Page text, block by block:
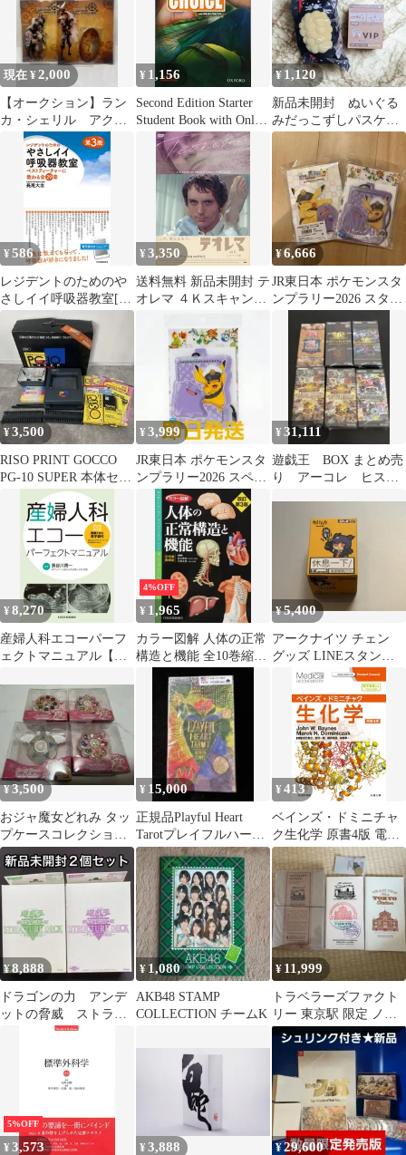
現在 ¥2,000
【オークション】ラン
カ・シェリル アクリ
ルスタンド オシャレ
マクロス革命
¥ 1,156
Second Edition Starter
Student Book with Online
Practice (Smart Choice)
[ペーパーバック]
Wilson， Ken
¥ 1,120
新品未開封 ぬいぐる
みだっこずしパスケー
ス VIP カード
¥586
レジデントのためのや
さしイイ呼吸器教室[ベ
ストティーチャーに教
わる全29章]改訂第3版
¥3,350
送料無料 新品未開封 テ
オレマ ４Ｋスキャン版
ンディーズ
¥6,666
JR東日本 ポケモンスタ
ンプラリー2026 スタン
¥3,500
RISO PRINT GOCCO
PG-10 SUPER 本体セッ
¥3,999
JR東日本 ポケモンスタ
ンプラリー2026 スペシ
ャル版スタンプ帳
¥31,111
遊戯王 BOX まとめ売
り アーコレ ヒスコ
¥8,270
産婦人科エコーパーフ
ェクトマニュアル【動
4%OFF
¥ 1,965
カラー図解 人体の正常
構造と機能 全10巻縮刷
版【電子書籍つき】
¥5,400
アークナイツ チェン
グッズ LINEスタンプ
柄 缶バッジ BOX 大陸
¥3,500
おジャ魔女どれみ タッ
プケースコレクション
アイテムコレクション
¥ 15,000
正規品Playful Heart
Tarotプレイフルハート
タロット第2版
¥413
ベインズ・ドミニチャ
ク生化学 原書4版 電子
書籍(日本語・英語版)
付 John Baynes Marek
Dominiczak 岩井 一宏
谷口 直之 藤井 順逸; 本
家 孝一
¥8,888
ドラゴンの力 アンデ
ットの脅威 ストラク
チャーデッキ 新品未
¥1,080
AKB48 STAMP
COLLECTION チームK
¥ 11,999
トラベラーズファクト
リー 東京駅 限定 ノー
トブック+チャーム+リ
フィル*2
5%OFF
¥3,573 ¥3,888 ¥29,600